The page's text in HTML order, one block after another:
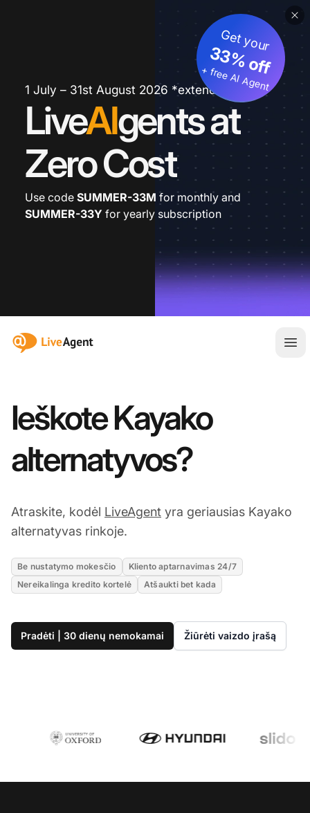
1 July – 31st August 2026 *extended
LiveAIgents at
Zero Cost
Get your
33% off
+ free AI Agent
Use code SUMMER-33M for monthly and
SUMMER-33Y for yearly subscription
:site.title
Ieškote Kayako
alternatyvos?
Atraskite, kodėl LiveAgent yra geriausias Kayako
alternatyvas rinkoje.
Be nustatymo mokesčio
Kliento aptarnavimas 24/7
Nereikalinga kredito kortelė
Atšaukti bet kada
Pradėti | 30 dienų nemokamai Žiūrėti vaizdo įrašą